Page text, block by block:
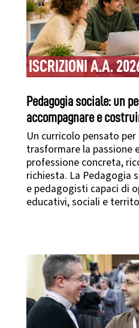
ISCRIZIONI A.A.
Pedagogia sociale: un
accompagnare e
Un curricolo pensato
trasformare la passione
professione concreta,
richiesta. La Pedagogia
e pedagogisti capaci di
educativi, sociali e